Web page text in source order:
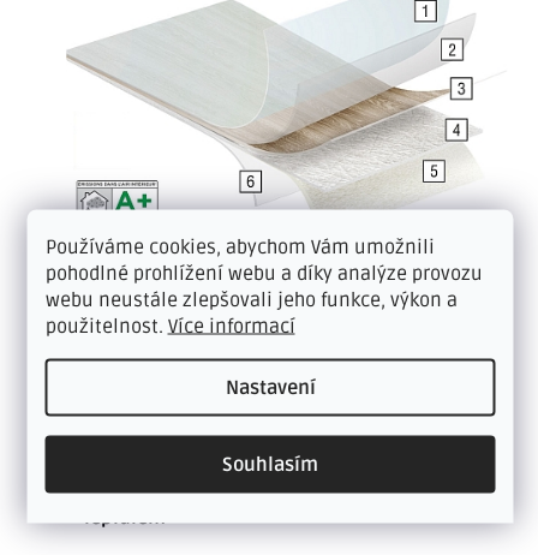
Používáme cookies, abychom Vám umožnili
pohodlné prohlížení webu a díky analýze provozu
webu neustále zlepšovali jeho funkce, výkon a
použitelnost. Více informací
Nastavení
Souhlasím
vrchní vrstva: klasická vinylová podlaha s
kompaktní nášlapnou vrstvou
spodní vrstva: 100% polyesterová textilní
výztuha (filc)
mezi 2 vrstvami: antibakteriální a
protiplísňová vrstva spojená voděodolným
lepidlem